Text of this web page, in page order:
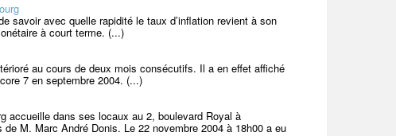
savoir avec quelle rapidité le taux d’inflation revient à son
à court terme. (...)
au cours de deux mois consécutifs. Il a en effet affiché
7 en septembre 2004. (...)
accueille dans ses locaux au 2, boulevard Royal à
M. Marc André Donis. Le 22 novembre 2004 à 18h00 a eu